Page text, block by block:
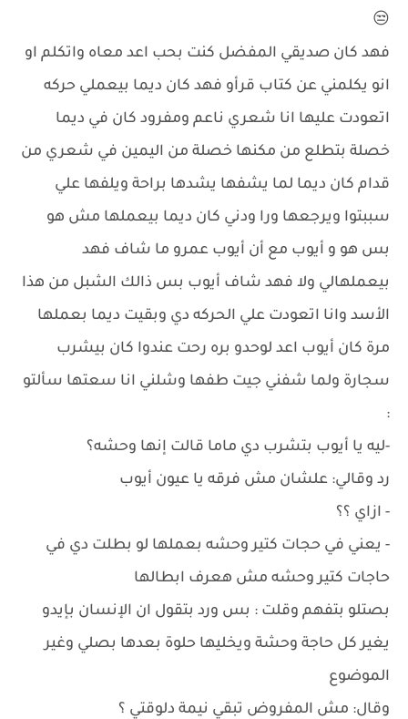
😒
فهد كان صديقي المفضل كنت بحب اعد معاه واتكلم او
انو يكلمني عن كتاب قرأو فهد كان ديما بيعملي حركه
اتعودت عليها انا شعري ناعم ومفرود كان في ديما
خصلة بتطلع من مكنها خصلة من اليمين في شعري من
قدام كان ديما لما يشفها يشدها براحة ويلفها علي
سببتوا ويرجعها ورا ودني كان ديما بيعملها مش هو
بس هو و أيوب مع أن أيوب عمرو ما شاف فهد
بيعملهالي ولا فهد شاف أيوب بس ذالك الشبل من هذا
الأسد وانا اتعودت علي الحركه دي وبقيت ديما بعملها
مرة كان أيوب اعد لوحدو بره رحت عندوا كان بيشرب
سجارة ولما شفني جيت طفها وشلني انا سعتها سألتو
:
-ليه يا أيوب بتشرب دي ماما قالت إنها وحشه؟
رد وقالي: علشان مش فرقه يا عيون أيوب
- ازاي ؟؟
- يعني في حجات كتير وحشه بعملها لو بطلت دي في
حاجات كتير وحشه مش هعرف ابطالها
بصتلو بتفهم وقلت : بس ورد بتقول ان الإنسان بإيدو
يغير كل حاجة وحشة ويخليها حلوة بعدها بصلي وغير
الموضوع
وقال: مش المفروض تبقي نيمة دلوقتي ؟